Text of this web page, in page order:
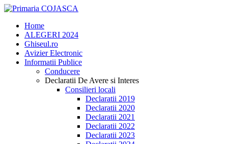
Home
ALEGERI 2024
Ghiseul.ro
Avizier Electronic
Informatii Publice
Conducere
Declaratii De Avere si Interes
Consilieri locali
Declaratii 2019
Declaratii 2020
Declaratii 2021
Declaratii 2022
Declaratii 2023